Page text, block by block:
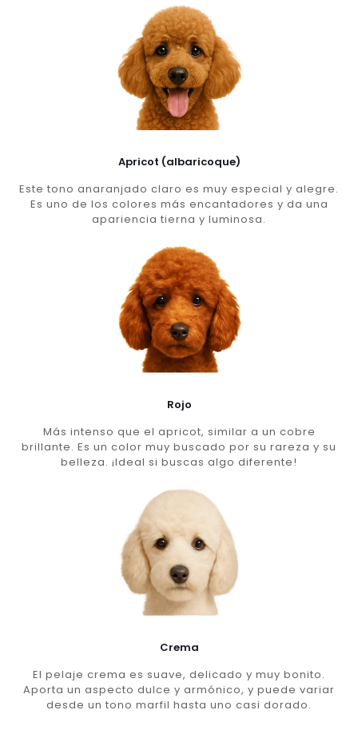
Apricot (albaricoque)
Este tono anaranjado claro es muy especial y alegre.
Es uno de los colores más encantadores y da una
apariencia tierna y luminosa.
Rojo
Más intenso que el apricot, similar a un cobre
brillante. Es un color muy buscado por su rareza y su
belleza. ¡Ideal si buscas algo diferente!
Crema
El pelaje crema es suave, delicado y muy bonito.
Aporta un aspecto dulce y armónico, y puede variar
desde un tono marfil hasta uno casi dorado.